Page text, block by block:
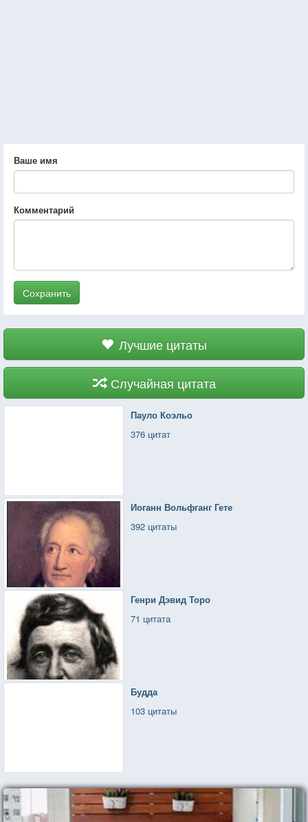
Ваше имя
Комментарий
Сохранить
Лучшие цитаты
Случайная цитата
Пауло Коэльо
376 цитат
Иоганн Вольфганг Гете
392 цитаты
Генри Дэвид Торо
71 цитата
Будда
103 цитаты